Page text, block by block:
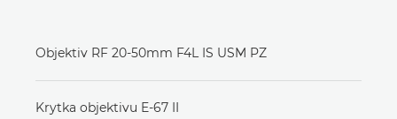
Objektiv RF 20-50mm F4L IS USM PZ
Krytka objektivu E-67 II